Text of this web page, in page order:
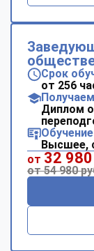
Срок
от 256
Диплом
Высшее,
от 32
от 54 980